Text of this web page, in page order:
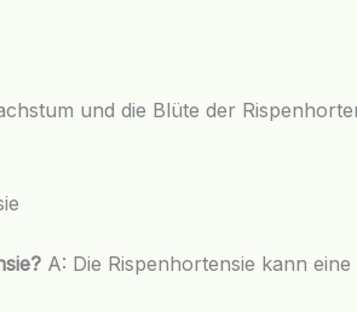
und die Blüte der
A: Die Rispenhortensie kann